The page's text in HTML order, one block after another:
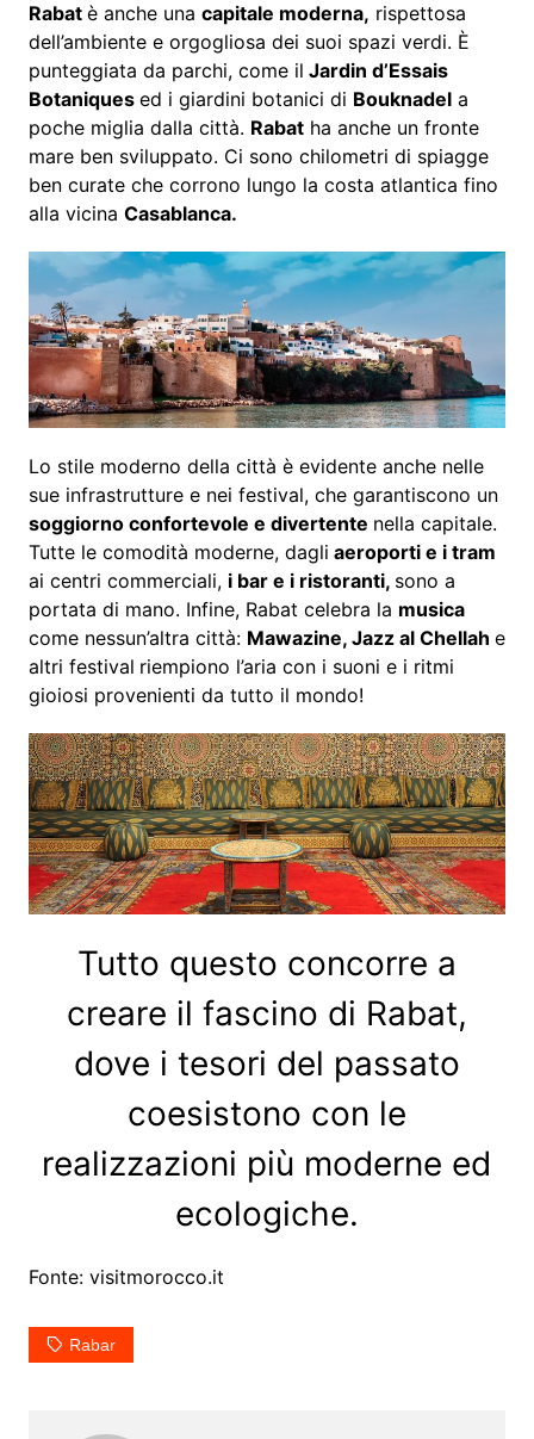
Rabat è anche una capitale moderna, rispettosa
dell’ambiente e orgogliosa dei suoi spazi verdi. È
punteggiata da parchi, come il Jardin d’Essais
Botaniques ed i giardini botanici di Bouknadela
poche miglia dalla città. Rabatha anche un fronte
mare ben sviluppato. Ci sono chilometri di spiagge
ben curate che corrono lungo la costa atlantica fino
alla vicina Casablanca.
Lo stile moderno della città è evidente anche nelle
sue infrastrutture e nei festival, che garantiscono un
soggiorno confortevole e divertente nella capitale.
Tutte le comodità moderne, dagli aeroporti e i tram
ai centri commerciali, i bar e i ristoranti, sono a
portata di mano. Infine, Rabat celebra la musica
come nessun’altra città: Mawazine, Jazz al Chellah e
altri festival riempiono l’aria con i suoni e i ritmi
gioiosi provenienti da tutto il mondo!
Tutto questo concorre a
creare il fascino di Rabat,
dove i tesori del passato
coesistono con le
realizzazioni più moderne ed
ecologiche.
Fonte: visitmorocco.it
Rabar